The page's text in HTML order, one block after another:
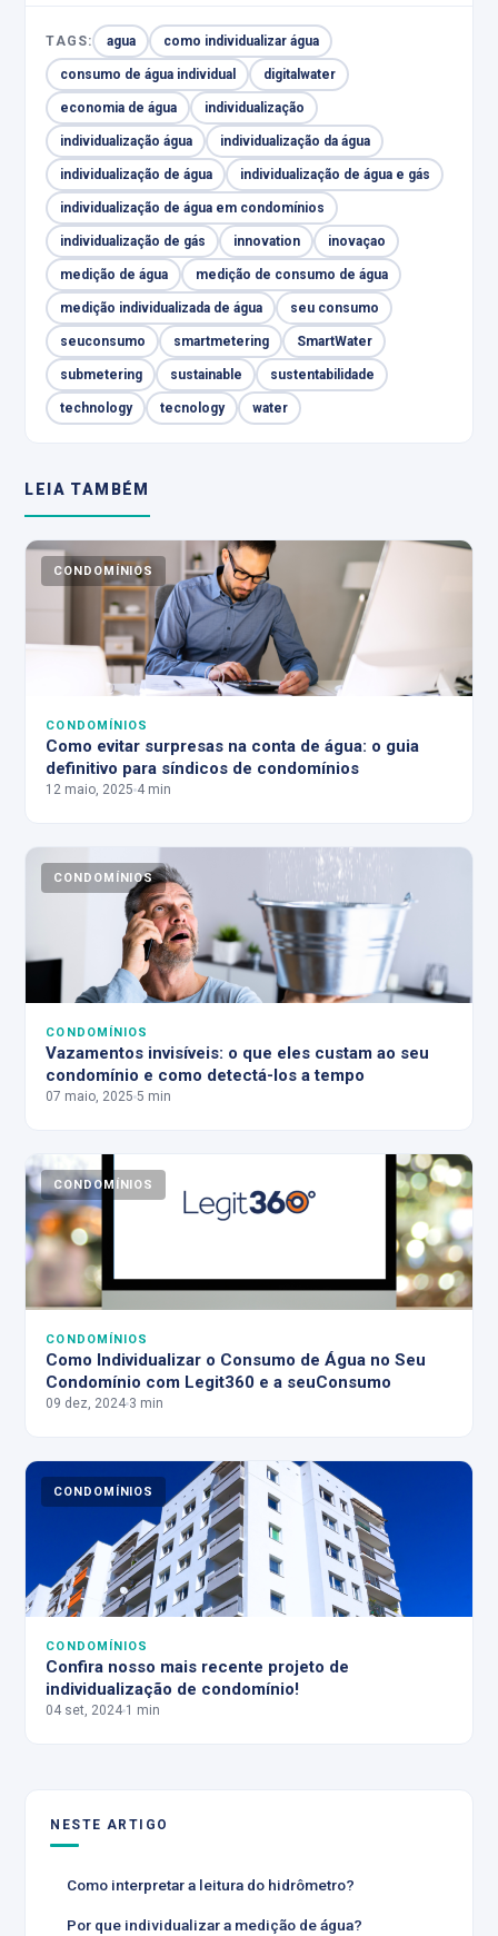
TAGS: agua como individualizar água
consumo de água individual digitalwater
economia de água individualização
individualização água individualização da água
individualização de água individualização de água e gás
individualização de água em condomínios
individualização de gás innovation inovaçao
medição de água medição de consumo de água
medição individualizada de água seu consumo
seuconsumo smartmetering SmartWater
submetering sustainable sustentabilidade
technology tecnology water
LEIA TAMBÉM
CONDOMÍNIOS
CONDOMÍNIOS
Como evitar surpresas na conta de água: o guia
definitivo para síndicos de condomínios
12 maio, 2025 4 min
CONDOMÍNIOS
CONDOMÍNIOS
Vazamentos invisíveis: o que eles custam ao seu
condomínio e como detectá-los a tempo
07 maio, 2025 5 min
CONDOMÍNIOS
CONDOMÍNIOS
Como Individualizar o Consumo de Água no Seu
Condomínio com Legit360 e a seuConsumo
09 dez, 2024 3 min
CONDOMÍNIOS
CONDOMÍNIOS
Confira nosso mais recente projeto de
individualização de condomínio!
04 set, 2024 1 min
NESTE ARTIGO
Como interpretar a leitura do hidrômetro?
Por que individualizar a medição de água?